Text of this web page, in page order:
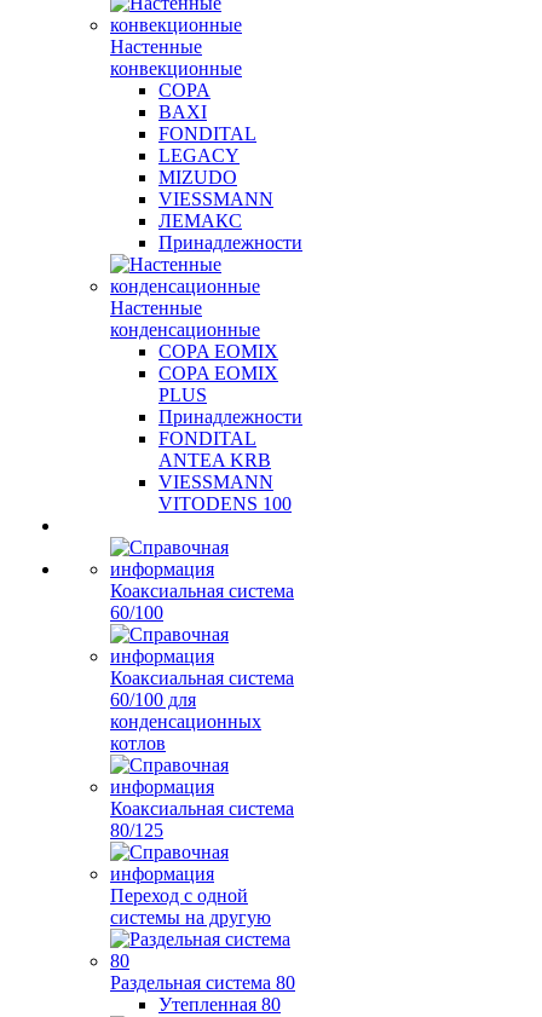
Настенные
конвекционные
COPA
BAXI
FONDITAL
LEGACY
MIZUDO
VIESSMANN
ЛЕМАКС
Принадлежности
Настенные
конденсационные
COPA EOMIX
COPA EOMIX
PLUS
Принадлежности
FONDITAL
ANTEA KRB
VIESSMANN
VITODENS 100
Коаксиальная система
60/100
Коаксиальная система
60/100 для
конденсационных
котлов
Коаксиальная система
80/125
Переход с одной
системы на другую
Раздельная система 80
Утепленная 80